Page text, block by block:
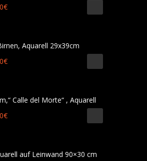
€
Aquarell 29x39cm
€
Calle del Morte“ , Aquarell
€
auf Leinwand 90×30 cm